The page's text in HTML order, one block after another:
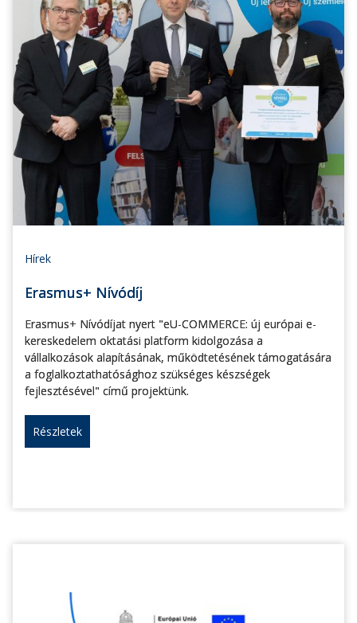
Hírek
Erasmus+ Nívódíj
Erasmus+ Nívódíjat nyert "eU-COMMERCE: új európai e-
kereskedelem oktatási platform kidolgozása a
vállalkozások alapításának, működtetésének támogatására
a foglalkoztathatósághoz szükséges készségek
fejlesztésével" című projektünk.
Részletek